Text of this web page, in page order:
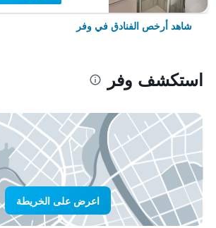
شاهد أرخص الفنادق في وفر
استكشف وفر
اعرض على الخريطة